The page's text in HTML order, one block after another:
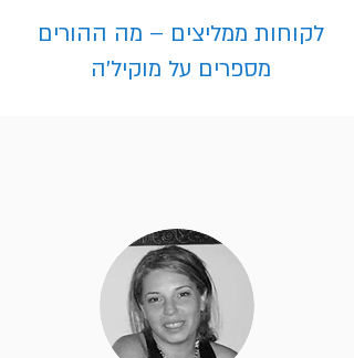
לימוד מהנה לילדים
מחיר
הוספה לסל
בירה
מחיר
הוספה לסל
מחיר‏25.00 ‏₪
הוספה לסל
חווית למידה מהנה לילדים!
מחיר
הוספה לסל
לקוחות ממליצים – מה ההורים
מספרים על מוקיל'ה